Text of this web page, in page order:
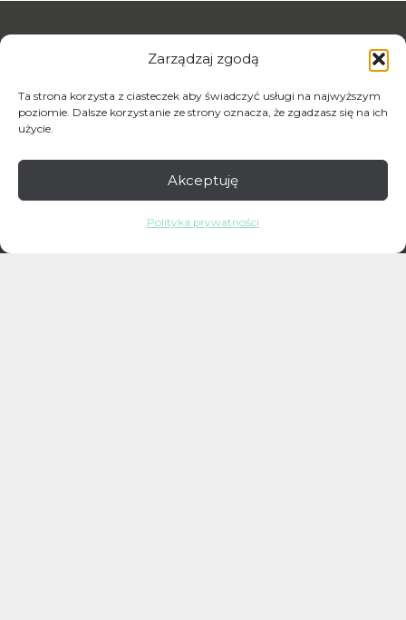
Zarządzaj zgodą
Ta strona korzysta z ciasteczek aby świadczyć usługi na najwyższym
poziomie. Dalsze korzystanie ze strony oznacza, że zgadzasz się na ich
użycie.
Akceptuję
Polityka prywatności
Dane kontakowe